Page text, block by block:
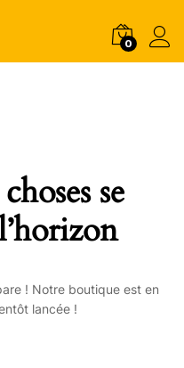
0
se
! Notre boutique est en
lancée !